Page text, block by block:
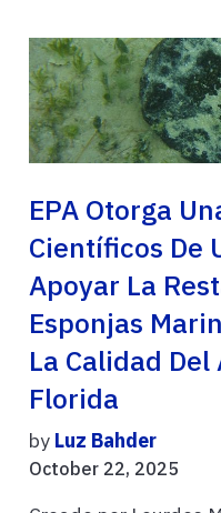
EPA Otorga
Científicos De
Apoyar La
Esponjas
La Calidad Del
Florida
by Luz Bahder
October 22, 2025